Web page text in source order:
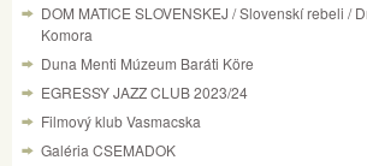
DOM MATICE SLOVENSKEJ / Slovenskí rebeli /
Komora
Duna Menti Múzeum Baráti Köre
EGRESSY JAZZ CLUB 2023/24
Filmový klub Vasmacska
Galéria CSEMADOK